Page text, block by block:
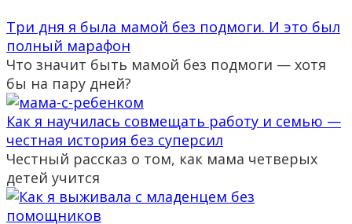
Три дня я была мамой без подмоги. И это был
полный марафон
Что значит быть мамой без подмоги — хотя
бы на пару дней?
Как я научилась совмещать работу и семью —
честная история без суперсил
Честный рассказ о том, как мама четверых
детей учится